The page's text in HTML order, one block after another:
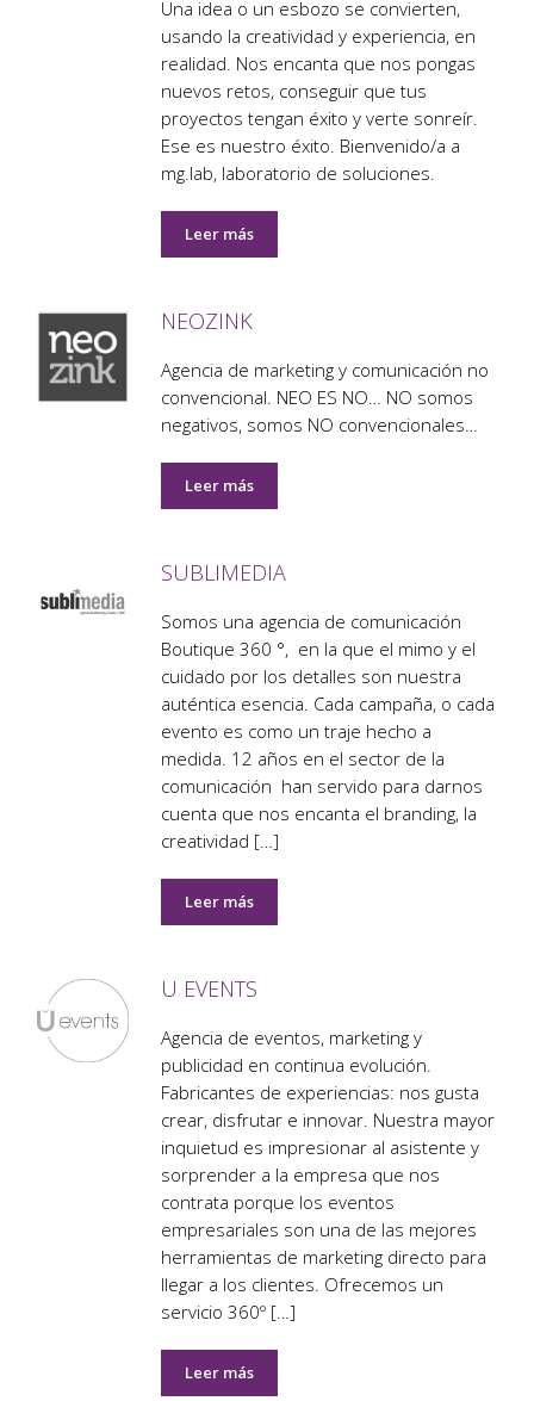
Una idea o un esbozo se convierten,
usando la creatividad y experiencia, en
realidad. Nos encanta que nos pongas
nuevos retos, conseguir que tus
proyectos tengan éxito y verte sonreír.
Ese es nuestro éxito. Bienvenido/a a
mg.lab, laboratorio de soluciones.
Leer más
NEOZINK
Agencia de marketing y comunicación no
convencional. NEO ES NO… NO somos
negativos, somos NO convencionales…
Leer más
SUBLIMEDIA
Somos una agencia de comunicación
Boutique 360 °, en la que el mimo y el
cuidado por los detalles son nuestra
auténtica esencia. Cada campaña, o cada
evento es como un traje hecho a
medida. 12 años en el sector de la
comunicación han servido para darnos
cuenta que nos encanta el branding, la
creatividad […]
Leer más
U EVENTS
Agencia de eventos, marketing y
publicidad en continua evolución.
Fabricantes de experiencias: nos gusta
crear, disfrutar e innovar. Nuestra mayor
inquietud es impresionar al asistente y
sorprender a la empresa que nos
contrata porque los eventos
empresariales son una de las mejores
herramientas de marketing directo para
llegar a los clientes. Ofrecemos un
servicio 360º […]
Leer más